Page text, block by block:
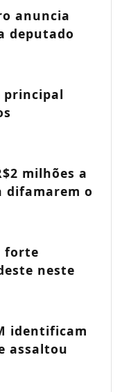
anuncia
deputado
principal
milhões a
difamarem o
forte
neste
identificam
assaltou